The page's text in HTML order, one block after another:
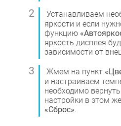
Устанавливаем
яркости и если
функцию
яркость дисплея
зависимости от
Жмем на пункт
и настраиваем
необходимо
настройки в этом
«Сброс».